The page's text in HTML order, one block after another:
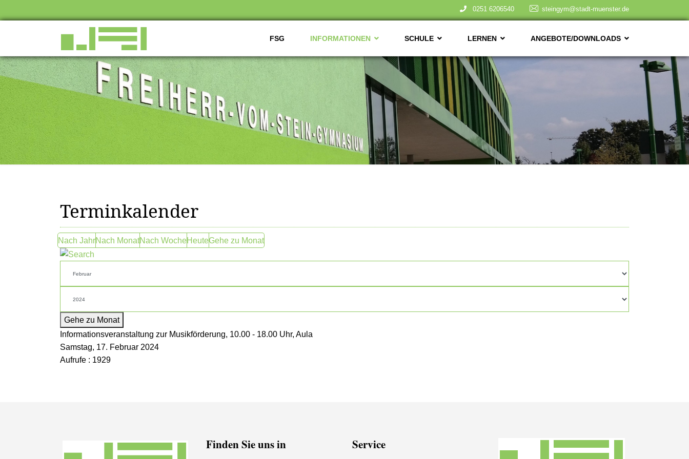
0251 6206540 steingym@stadt-muenster.de
FSG INFORMATIONEN SCHULE LERNEN ANGEBOTE/DOWNLOADS
Terminkalender
Nach JahrNach MonatNach WocheHeuteGehe zu Monat
Gehe zu Monat
Informationsveranstaltung zur Musikförderung, 10.00 - 18.00 Uhr, Aula
Samstag, 17. Februar 2024
Aufrufe : 1929
Finden Sie uns in Service